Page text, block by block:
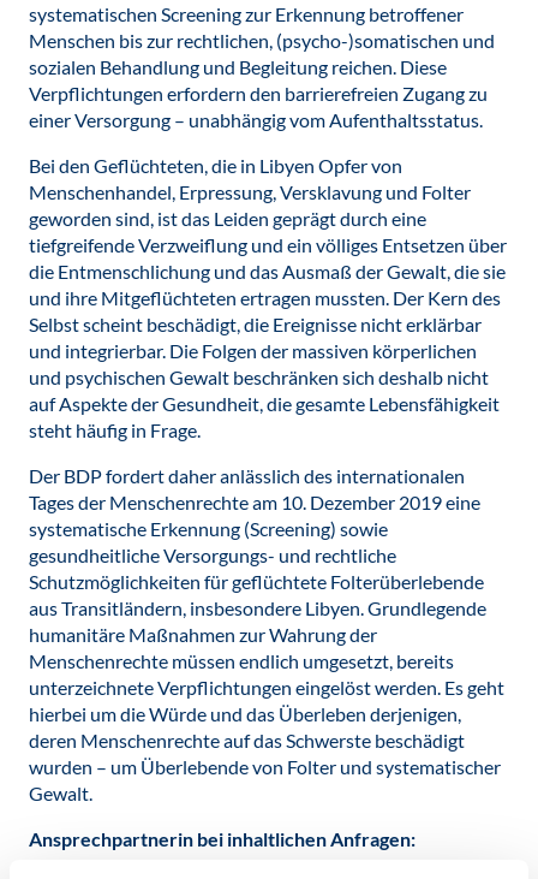
systematischen Screening zur Erkennung betroffener
Menschen bis zur rechtlichen, (psycho-)somatischen und
sozialen Behandlung und Begleitung reichen. Diese
Verpflichtungen erfordern den barrierefreien Zugang zu
einer Versorgung – unabhängig vom Aufenthaltsstatus.
Bei den Geflüchteten, die in Libyen Opfer von
Menschenhandel, Erpressung, Versklavung und Folter
geworden sind, ist das Leiden geprägt durch eine
tiefgreifende Verzweiflung und ein völliges Entsetzen über
die Entmenschlichung und das Ausmaß der Gewalt, die sie
und ihre Mitgeflüchteten ertragen mussten. Der Kern des
Selbst scheint beschädigt, die Ereignisse nicht erklärbar
und integrierbar. Die Folgen der massiven körperlichen
und psychischen Gewalt beschränken sich deshalb nicht
auf Aspekte der Gesundheit, die gesamte Lebensfähigkeit
steht häufig in Frage.
Der BDP fordert daher anlässlich des internationalen
Tages der Menschenrechte am 10. Dezember 2019 eine
systematische Erkennung (Screening) sowie
gesundheitliche Versorgungs- und rechtliche
Schutzmöglichkeiten für geflüchtete Folterüberlebende
aus Transitländern, insbesondere Libyen. Grundlegende
humanitäre Maßnahmen zur Wahrung der
Menschenrechte müssen endlich umgesetzt, bereits
unterzeichnete Verpflichtungen eingelöst werden. Es geht
hierbei um die Würde und das Überleben derjenigen,
deren Menschenrechte auf das Schwerste beschädigt
wurden – um Überlebende von Folter und systematischer
Gewalt.
Ansprechpartnerin bei inhaltlichen Anfragen: